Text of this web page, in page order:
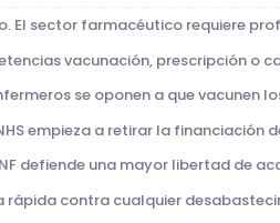
El sector farmacéutico requiere
vacunación, prescripción o
se oponen a que vacunen
empieza a retirar la financiación
defiende una mayor libertad de
rápida contra cualquier